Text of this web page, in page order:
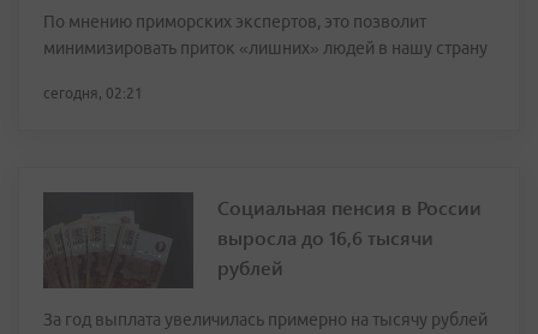
По мнению приморских экспертов, это позволит
минимизировать приток «лишних» людей в нашу страну
сегодня, 02:21
Социальная пенсия в России
выросла до 16,6 тысячи
рублей
За год выплата увеличилась примерно на тысячу рублей